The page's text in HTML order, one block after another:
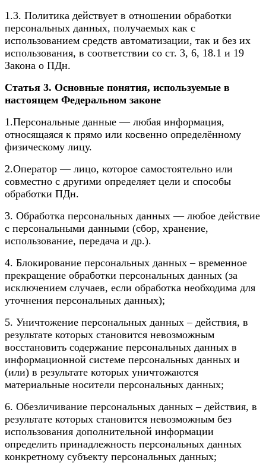
1.3. Политика действует в отношении обработки
персональных данных, получаемых как с
использованием средств автоматизации, так и без их
использования, в соответствии со ст. 3, 6, 18.1 и 19
Закона о ПДн.
Статья 3. Основные понятия, используемые в
настоящем Федеральном законе
1.Персональные данные — любая информация,
относящаяся к прямо или косвенно определённому
физическому лицу.
2.Оператор — лицо, которое самостоятельно или
совместно с другими определяет цели и способы
обработки ПДн.
3. Обработка персональных данных — любое действие
с персональными данными (сбор, хранение,
использование, передача и др.).
4. Блокирование персональных данных – временное
прекращение обработки персональных данных (за
исключением случаев, если обработка необходима для
уточнения персональных данных);
5. Уничтожение персональных данных – действия, в
результате которых становится невозможным
восстановить содержание персональных данных в
информационной системе персональных данных и
(или) в результате которых уничтожаются
материальные носители персональных данных;
6. Обезличивание персональных данных – действия, в
результате которых становится невозможным без
использования дополнительной информации
определить принадлежность персональных данных
конкретному субъекту персональных данных;